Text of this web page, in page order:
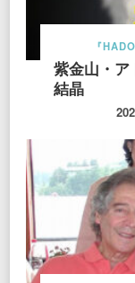
『
紫金山・ア
結晶